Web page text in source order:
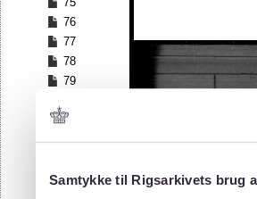
Samtykke til Rigsarkivets brug
76
77
78
79
81
82
84